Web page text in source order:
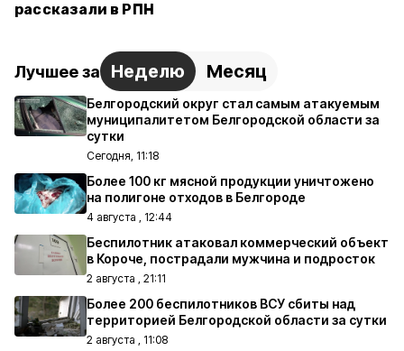
рассказали в РПН
Лучшее за Неделю Месяц
Белгородский округ стал самым атакуемым
муниципалитетом Белгородской области за
сутки
Сегодня, 11:18
Более 100 кг мясной продукции уничтожено
на полигоне отходов в Белгороде
4 августа , 12:44
Беспилотник атаковал коммерческий объект
в Короче, пострадали мужчина и подросток
2 августа , 21:11
Более 200 беспилотников ВСУ сбиты над
территорией Белгородской области за сутки
2 августа , 11:08